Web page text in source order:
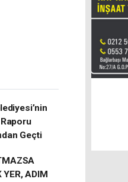
Geçti
YER, ADIM